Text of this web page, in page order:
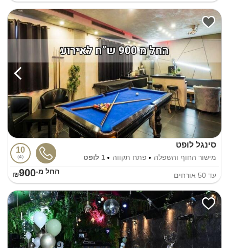
סינגל לופט
מישור החוף והשפלה פתח תקווה 1 לופט
10
4
עד 50 אורחים החל מ-₪900